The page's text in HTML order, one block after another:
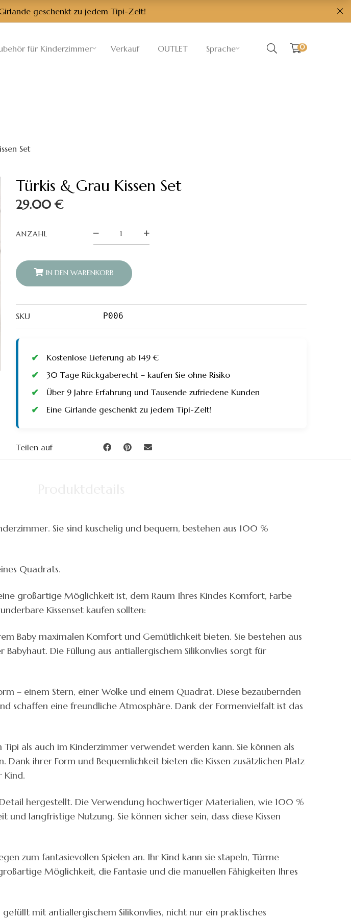
geschenkt zu jedem Tipi-Zelt!
für Kinderzimmer Verkauf OUTLET Sprache 0
Set
Türkis & Grau Kissen Set
29.00€
ANZAHL
Grau
quantity
IN DEN WARENKORB
SKU P006
Kostenlose Lieferung ab 149 €
30 Tage Rückgaberecht – kaufen Sie ohne Risiko
Über 9 Jahre Erfahrung und Tausende zufriedene Kunden
Eine Girlande geschenkt zu jedem Tipi-Zelt!
Teilen auf
Sie sind kuschelig und bequem, bestehen aus 100 %
Quadrats.
großartige Möglichkeit ist, dem Raum Ihres Kindes Komfort, Farbe
Kissenset kaufen sollten:
Baby maximalen Komfort und Gemütlichkeit bieten. Sie bestehen aus
Die Füllung aus antiallergischem Silikonvlies sorgt für
– einem Stern, einer Wolke und einem Quadrat. Diese bezaubernden
schaffen eine freundliche Atmosphäre. Dank der Formenvielfalt ist das
als auch im Kinderzimmer verwendet werden kann. Sie können als
ihrer Form und Bequemlichkeit bieten die Kissen zusätzlichen Platz
Kind.
hergestellt. Die Verwendung hochwertiger Materialien, wie 100 %
langfristige Nutzung. Sie können sicher sein, dass diese Kissen
zum fantasievollen Spielen an. Ihr Kind kann sie stapeln, Türme
Möglichkeit, die Fantasie und die manuellen Fähigkeiten Ihres
mit antiallergischem Silikonvlies, nicht nur ein praktisches